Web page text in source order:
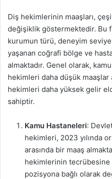
Diş hekimlerinin maaşları,
değişiklik göstermektedir. Bu
kurumun türü, deneyim
yaşanan coğrafi bölge ve
almaktadır. Genel olarak,
hekimleri daha düşük
hekimleri daha yüksek gelir
sahiptir.
Kamu Hastaneleri:
hekimleri, 2023 yılında
arasında bir maaş
hekimlerinin tecrübesine
pozisyona bağlı olarak